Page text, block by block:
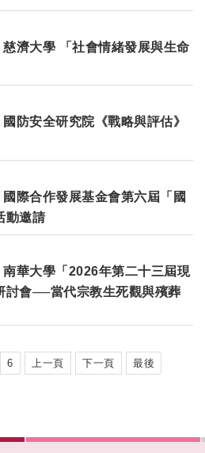
慈濟大學 「社會情緒發展與生命
國防安全研究院《戰略與評估》
國際合作發展基金會第六屆「國
動邀請
南華大學「2026年第二十三屆現
討會──當代宗教生死觀與殯葬
6 上一頁 下一頁 最後